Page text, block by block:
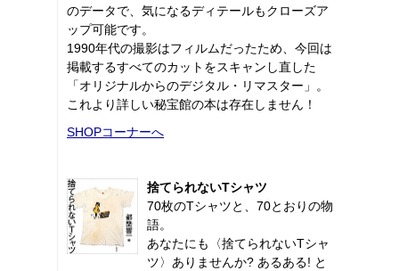
のデータで、気になるディテールもクローズア
ップ可能です。
1990年代の撮影はフィルムだったため、今回は
掲載するすべてのカットをスキャンし直した
「オリジナルからのデジタル・リマスター」。
これより詳しい秘宝館の本は存在しません！
SHOPコーナーへ
捨てられないTシャツ
70枚のTシャツと、70とおりの物
語。
あなたにも〈捨てられないTシャ
ツ〉ありませんか? あるある! と